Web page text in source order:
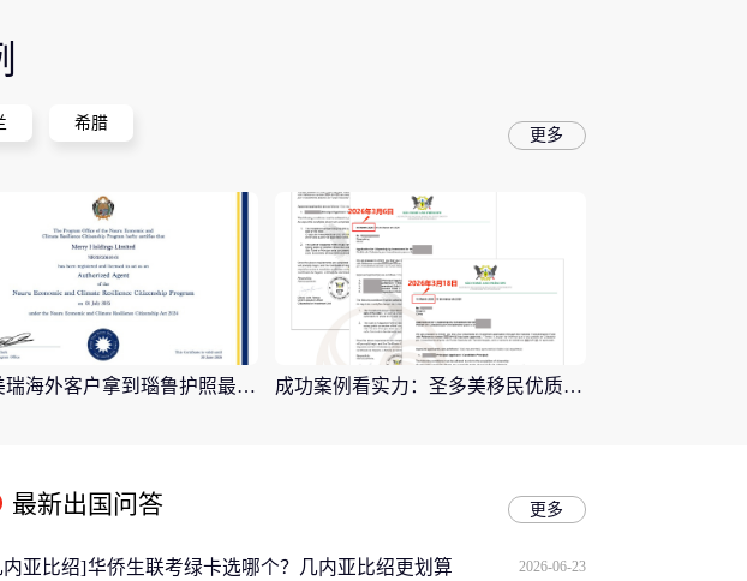
希腊
更多
恭喜美瑞海外客户拿到瑙鲁护照最新获批信(2026年4月16日) 成功案例看实力：圣多美移民优质企业如何助客户快速拿证
最新出国问答 更多
内亚比绍]华侨生联考绿卡选哪个？几内亚比绍更划算 2026-06-23